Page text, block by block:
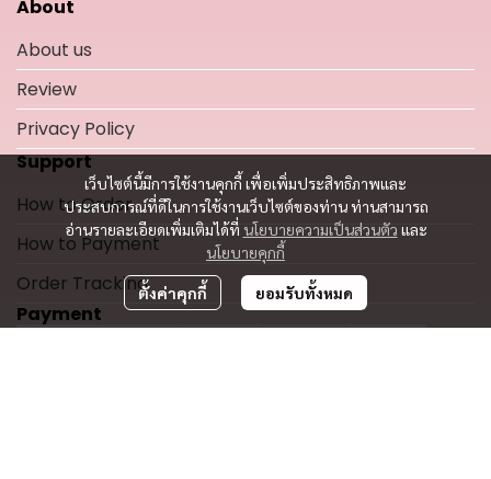
เว็บไซต์นี้มีการใช้งานคุกกี้ เพื่อเพิ่มประสิทธิภาพและ
ประสบการณ์ที่ดีในการใช้งานเว็บไซต์ของท่าน ท่านสามารถ
อ่านรายละเอียดเพิ่มเติมได้ที่ นโยบายความเป็นส่วนตัว และ
นโยบายคุกกี้
ตั้งค่าคุกกี้ ยอมรับทั้งหมด
About
About us
Review
Privacy Policy
Support
How to Order
How to Payment
Order Tracking
Payment